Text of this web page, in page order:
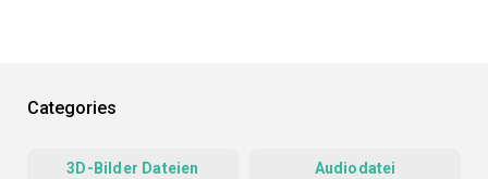
Categories
3D-Bilder Dateien Audiodatei